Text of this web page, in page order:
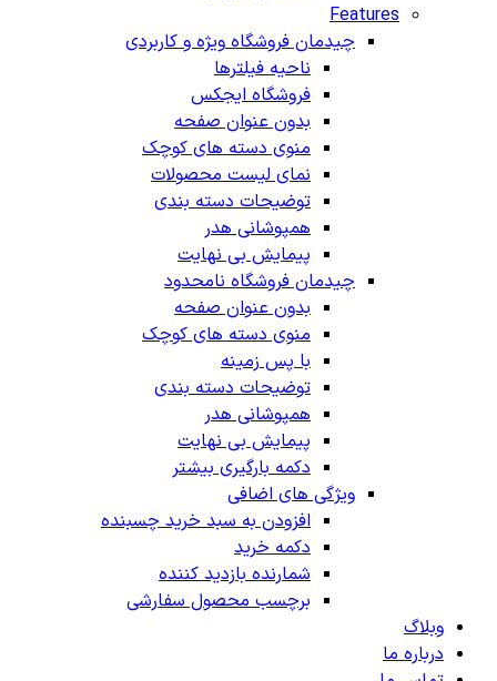
Features
چیدمان فروشگاهویژه و کاربردی
ناحیه فیلترها
فروشگاه ایجکس
بدون عنوان صفحه
منوی دسته های کوچک
نمای لیست محصولات
توضیحات دسته بندی
همپوشانی هدر
پیمایش بی نهایت
چیدمان فروشگاهنامحدود
بدون عنوان صفحه
منوی دسته های کوچک
با پس زمینه
توضیحات دسته بندی
همپوشانی هدر
پیمایش بی نهایت
دکمه بارگیری بیشتر
ویژگی های اضافی
افزودن به سبد خرید چسبنده
دکمه خرید
شمارنده بازدید کننده
برچسب محصول سفارشی
وبلاگ
درباره ما